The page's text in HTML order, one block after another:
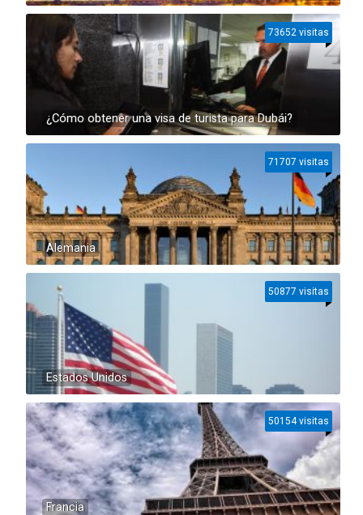
¿Cómo obtener una visa de turista para Dubái?
73652 visitas
Alemania
71707 visitas
Estados Unidos
50877 visitas
Francia
50154 visitas